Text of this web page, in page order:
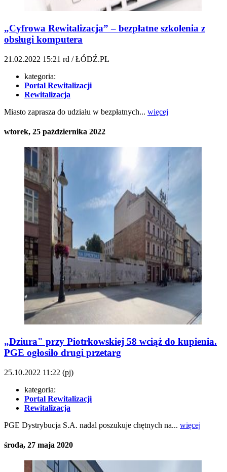
„Cyfrowa Rewitalizacja” – bezpłatne szkolenia z
obsługi komputera
21.02.2022 15:21 rd / ŁÓDŹ.PL
kategoria:
Portal Rewitalizacji
Rewitalizacja
Miasto zaprasza do udziału w bezpłatnych... więcej
wtorek, 25 października 2022
„Dziura" przy Piotrkowskiej 58 wciąż do kupienia.
PGE ogłosiło drugi przetarg
25.10.2022 11:22 (pj)
kategoria:
Portal Rewitalizacji
Rewitalizacja
PGE Dystrybucja S.A. nadal poszukuje chętnych na... więcej
środa, 27 maja 2020